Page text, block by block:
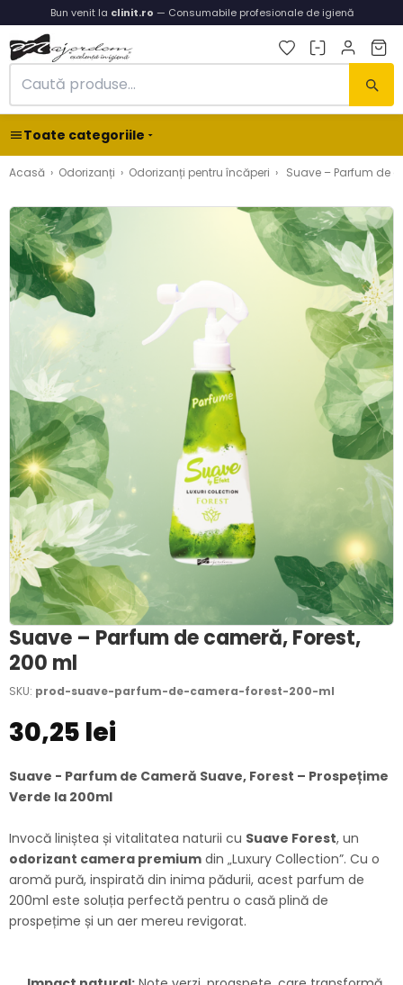
Bun venit la clinit.ro — Consumabile profesionale de igienă
Toate categoriile
Acasă › Odorizanți › Odorizanți pentru încăperi › Suave – Parfum de
Suave – Parfum de cameră, Forest,
200 ml
SKU: prod-suave-parfum-de-camera-forest-200-ml
30,25 lei
Suave - Parfum de Cameră Suave, Forest – Prospețime
Verde la 200ml
Invocă liniștea și vitalitatea naturii cu Suave Forest, un
odorizant camera premium din „Luxury Collection”. Cu o
aromă pură, inspirată din inima pădurii, acest parfum de
200ml este soluția perfectă pentru o casă plină de
prospețime și un aer mereu revigorat.